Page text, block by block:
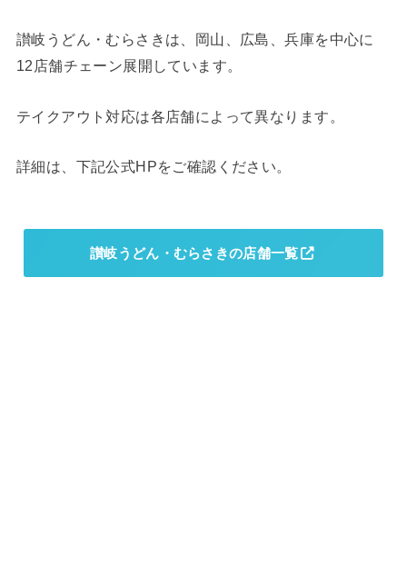
讃岐うどん・むらさきは、岡山、広島、兵庫を中心に
12店舗チェーン展開しています。
テイクアウト対応は各店舗によって異なります。
詳細は、下記公式HPをご確認ください。
讃岐うどん・むらさきの店舗一覧